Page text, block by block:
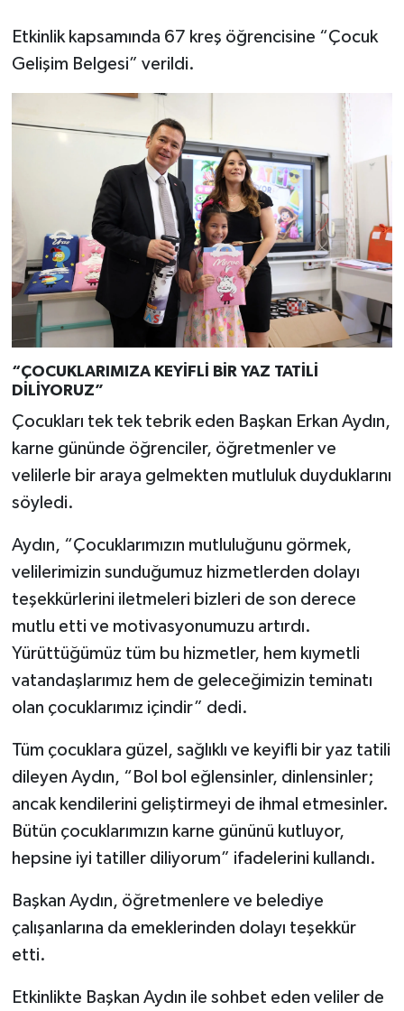
Etkinlik kapsamında 67 kreş öğrencisine “Çocuk
Gelişim Belgesi” verildi.
“ÇOCUKLARIMIZA KEYİFLİ BİR YAZ TATİLİ
DİLİYORUZ”
Çocukları tek tek tebrik eden Başkan Erkan Aydın,
karne gününde öğrenciler, öğretmenler ve
velilerle bir araya gelmekten mutluluk duyduklarını
söyledi.
Aydın, “Çocuklarımızın mutluluğunu görmek,
velilerimizin sunduğumuz hizmetlerden dolayı
teşekkürlerini iletmeleri bizleri de son derece
mutlu etti ve motivasyonumuzu artırdı.
Yürüttüğümüz tüm bu hizmetler, hem kıymetli
vatandaşlarımız hem de geleceğimizin teminatı
olan çocuklarımız içindir” dedi.
Tüm çocuklara güzel, sağlıklı ve keyifli bir yaz tatili
dileyen Aydın, “Bol bol eğlensinler, dinlensinler;
ancak kendilerini geliştirmeyi de ihmal etmesinler.
Bütün çocuklarımızın karne gününü kutluyor,
hepsine iyi tatiller diliyorum” ifadelerini kullandı.
Başkan Aydın, öğretmenlere ve belediye
çalışanlarına da emeklerinden dolayı teşekkür
etti.
Etkinlikte Başkan Aydın ile sohbet eden veliler de